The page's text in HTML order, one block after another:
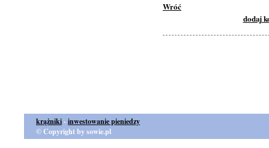
Wróć
dodaj
krążniki-inwestowanie pieniedzy
© Copyright by sowie.pl